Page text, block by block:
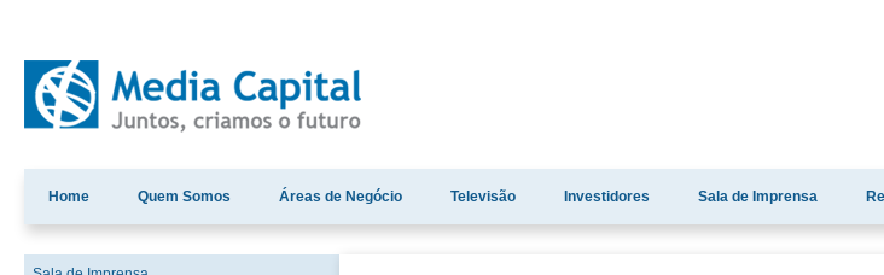
Home Quem Somos Áreas de Negócio Televisão Investidores Sala de Imprensa